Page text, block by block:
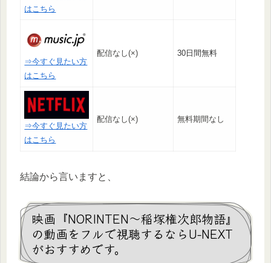
はこちら
⇒今すぐ見たい方
はこちら
配信なし(×) 30日間無料
⇒今すぐ見たい方
はこちら
配信なし(×) 無料期間なし
結論から言いますと、
映画『NORINTEN～稲塚権次郎物語』
の動画をフルで視聴するならU-NEXT
がおすすめです。